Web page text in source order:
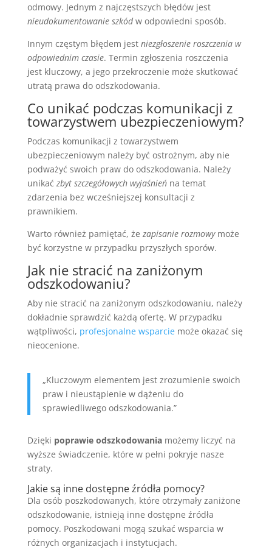
odmowy. Jednym z najczęstszych błędów jest
nieudokumentowanie szkódw odpowiedni sposób.
Innym częstym błędem jest niezgłoszenie roszczenia w
odpowiednim czasie. Termin zgłoszenia roszczenia
jest kluczowy, a jego przekroczenie może skutkować
utratą prawa do odszkodowania.
Co unikać podczas komunikacji z
towarzystwem ubezpieczeniowym?
Podczas komunikacji z towarzystwem
ubezpieczeniowym należy być ostrożnym, aby nie
podważyć swoich praw do odszkodowania. Należy
unikać zbyt szczegółowych wyjaśnieńna temat
zdarzenia bez wcześniejszej konsultacji z
prawnikiem.
Warto również pamiętać, że zapisanie rozmowymoże
być korzystne w przypadku przyszłych sporów.
Jak nie stracić na zaniżonym
odszkodowaniu?
Aby nie stracić na zaniżonym odszkodowaniu, należy
dokładnie sprawdzić każdą ofertę. W przypadku
wątpliwości, profesjonalne wsparciemoże okazać się
nieocenione.
„Kluczowym elementem jest zrozumienie swoich
praw i nieustąpienie w dążeniu do
sprawiedliwego odszkodowania.”
Dzięki poprawie odszkodowaniamożemy liczyć na
wyższe świadczenie, które w pełni pokryje nasze
straty.
Jakie są inne dostępne źródła pomocy?
Dla osób poszkodowanych, które otrzymały zaniżone
odszkodowanie, istnieją inne dostępne źródła
pomocy. Poszkodowani mogą szukać wsparcia w
różnych organizacjach i instytucjach.